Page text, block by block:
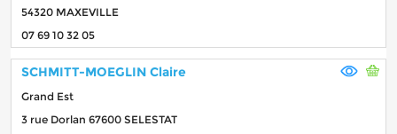
54320 MAXEVILLE
07 69 10 32 05
SCHMITT-MOEGLIN Claire
Grand Est
3 rue Dorlan 67600 SELESTAT